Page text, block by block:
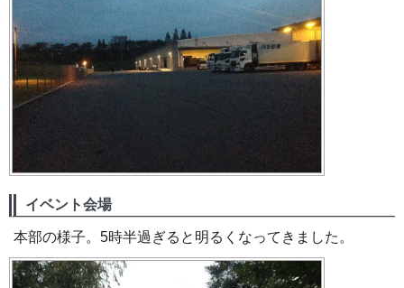
イベント会場
本部の様子。5時半過ぎると明るくなってきました。